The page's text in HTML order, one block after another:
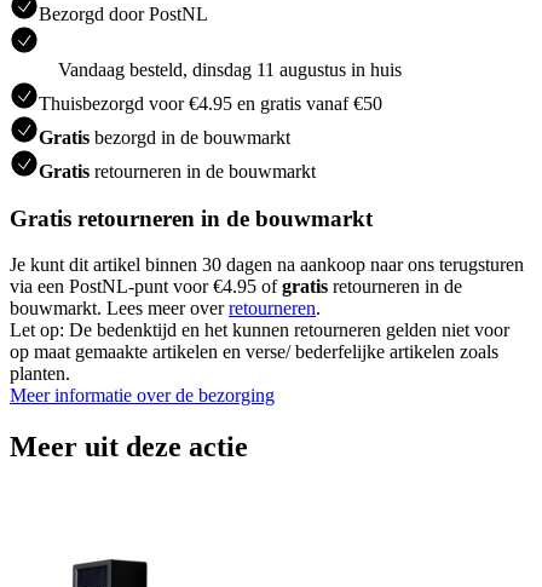
Bezorgd door PostNL
Vandaag besteld, dinsdag 11 augustus in huis
Thuisbezorgd voor €4.95 en gratis vanaf €50
Gratis bezorgd in de bouwmarkt
Gratis retourneren in de bouwmarkt
Gratis retourneren in de bouwmarkt
Je kunt dit artikel binnen 30 dagen na aankoop naar ons terugsturen
via een PostNL-punt voor €4.95 ofgratis retourneren in de
bouwmarkt. Lees meer overretourneren.
Let op: De bedenktijd en het kunnen retourneren gelden niet voor
op maat gemaakte artikelen en verse/ bederfelijke artikelen zoals
planten.
Meer informatie over de bezorging
Meer uit deze actie